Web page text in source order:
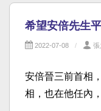
希望安倍先生
2022-07-08 張
安倍晉三前首相
相，也在他任內